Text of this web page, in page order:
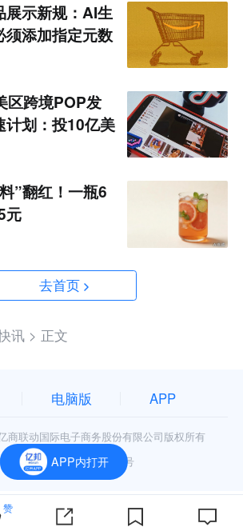
展示新规：AI生
须添加指定元数
跨境POP发
计划：投10亿美
家
”翻红！一瓶6
元
去首页
讯 > 正文
APP内打开
赞
电脑版 APP
商联动国际电子商务股份有限公司版权所有
公网安备11010602006906号